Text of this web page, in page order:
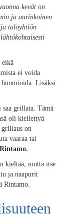
kevät on
ja aurinkoinen
taloyhtiön
eikä
ei voida
huomioida. Lisäksi
saa grillata. Tämä
oli kiellettyä
grillaus on
vaaraa tai
kieltää, mutta itse
ja naapurit
Rintamo.